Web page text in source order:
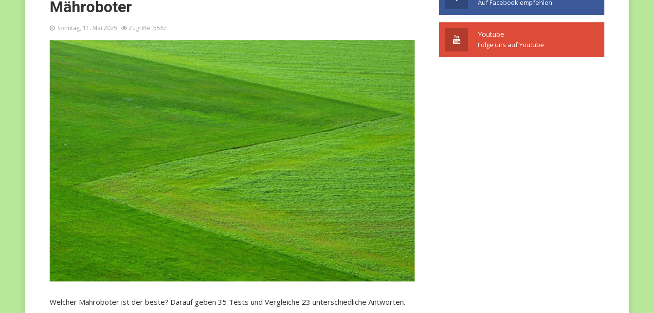
Mähroboter
Sonntag, 11. Mai 2025 Zugriffe: 5567
Welcher Mähroboter ist der beste? Darauf geben 35 Tests und Vergleiche 23 unterschiedliche Antworten.
Auf Facebook empfehlen
Youtube
Folge uns auf Youtube